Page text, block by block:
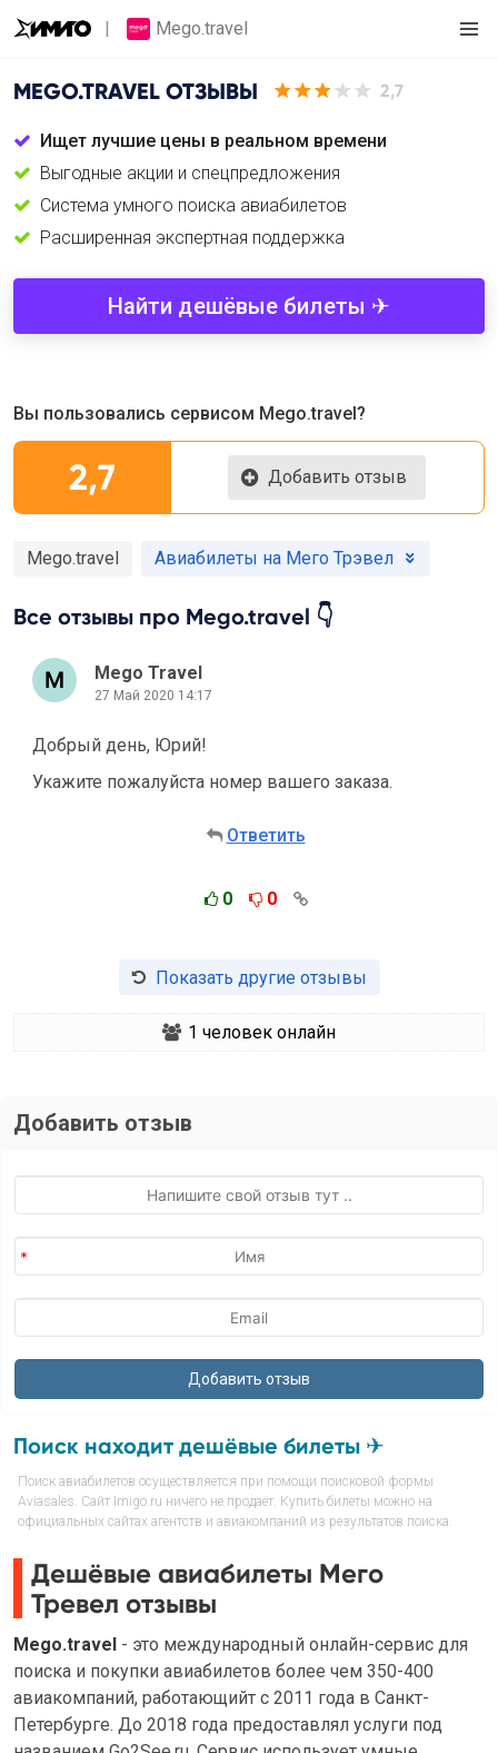
Mego.travel
MEGO.TRAVEL ОТЗЫВЫ 2,7
Ищет лучшие цены в реальном времени
Выгодные акции и спецпредложения
Cистема умного поиска авиабилетов
Расширенная экспертная поддержка
Найти дешёвые билеты ✈
Вы пользовались сервисом Mego.travel?
2,7 Добавить отзыв
Mego.travel Авиабилеты на Мего Трэвел
Все отзывы про Mego.travel 👇
Mego Travel
27 Май 2020 14:17
Добрый день, Юрий!
Укажите пожалуйста номер вашего заказа.
Ответить
0 0
Показать другие отзывы
1 человек онлайн
Добавить отзыв
Поиск находит дешёвые билеты ✈
Поиск авиабилетов осуществляется при помощи поисковой формы
Aviasales. Сайт Imigo.ru ничего не продаёт. Купить билеты можно на
официальных сайтах агентств и авиакомпаний из результатов поиска.
Дешёвые авиабилеты Мего
Тревел отзывы
Mego.travel - это международный онлайн-сервис для
поиска и покупки авиабилетов более чем 350-400
авиакомпаний, работающийт с 2011 года в Санкт-
Петербурге. До 2018 года предоставлял услуги под